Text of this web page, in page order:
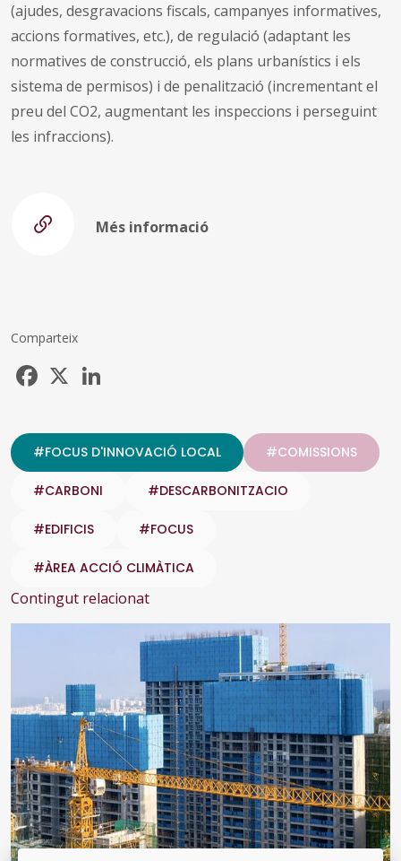
(ajudes, desgravacions fiscals, campanyes informatives,
accions formatives, etc.), de regulació (adaptant les
normatives de construcció, els plans urbanístics i els
sistema de permisos) i de penalització (incrementant el
preu del CO2, augmentant les inspeccions i perseguint
les infraccions).
Més informació
Comparteix
Facebook
#FOCUS D'INNOVACIÓ LOCAL #COMISSIONS
#CARBONI #DESCARBONITZACIO
#EDIFICIS #FOCUS
#ÀREA ACCIÓ CLIMÀTICA
Contingut relacionat